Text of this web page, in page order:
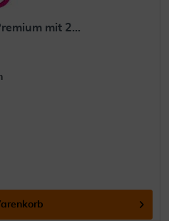
mit 2...